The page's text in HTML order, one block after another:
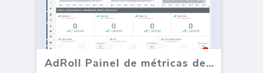
AdRoll Painel de métricas de vídeo